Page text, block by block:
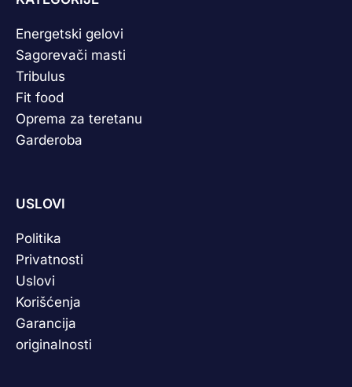
Energetski gelovi
Sagorevači masti
Tribulus
Fit food
Oprema za teretanu
Garderoba
USLOVI
Politika
Privatnosti
Uslovi
Korišćenja
Garancija
originalnosti